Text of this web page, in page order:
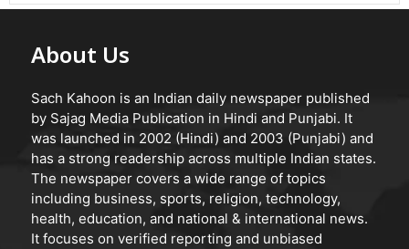
About Us
Sach Kahoon is an Indian daily newspaper published
by Sajag Media Publication in Hindi and Punjabi. It
was launched in 2002 (Hindi) and 2003 (Punjabi) and
has a strong readership across multiple Indian states.
The newspaper covers a wide range of topics
including business, sports, religion, technology,
health, education, and national & international news.
It focuses on verified reporting and unbiased